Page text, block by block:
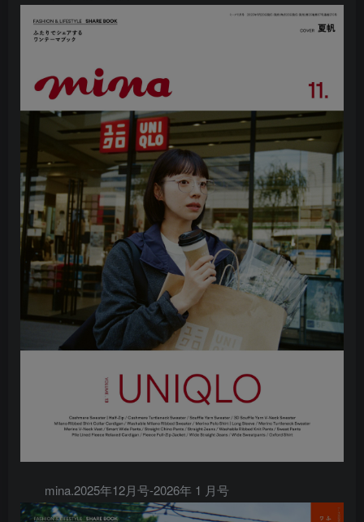
mina.2025年12月号-2026年 1 月号